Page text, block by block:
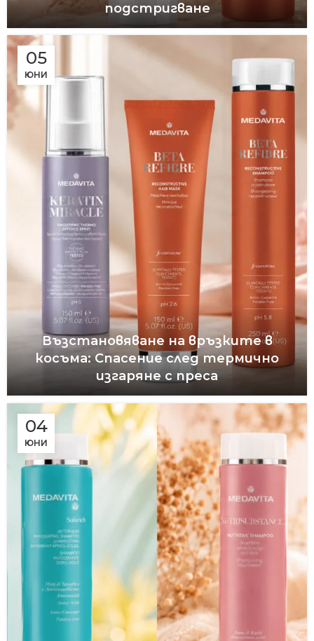
подстригване
05
ЮНИ
Възстановяване на връзките в
косъма: Спасение след термично
изгаряне с преса
04
ЮНИ